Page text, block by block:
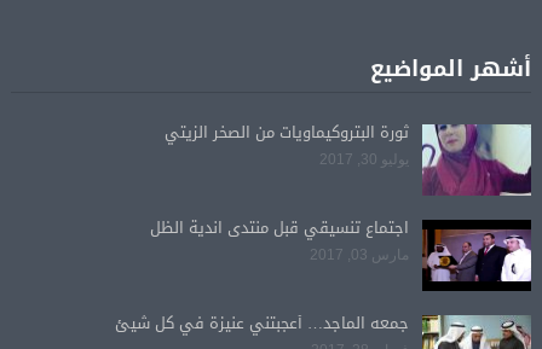
أشهر المواضيع
ثورة البتروكيماويات من الصخر الزيتي
يوليو 30, 2017
اجتماع تنسيقي قبل منتدى اندية الظل
مارس 03, 2017
جمعه الماجد… أعجبتني عنيزة في كل شيئ